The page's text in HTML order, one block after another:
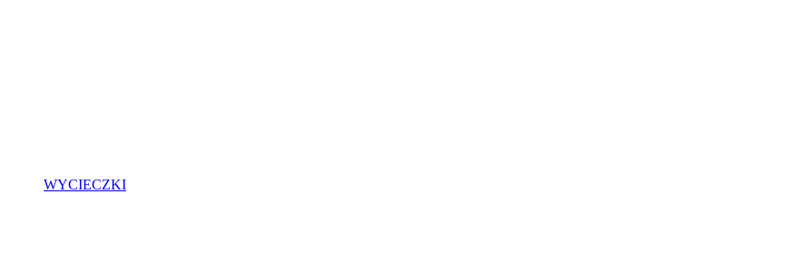
WYCIECZKI